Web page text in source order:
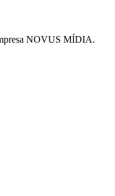
NOVUS MÍDIA.